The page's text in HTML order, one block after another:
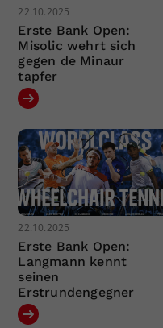
22.10.2025
Erste Bank Open:
Misolic wehrt sich
gegen de Minaur
tapfer
22.10.2025
Erste Bank Open:
Langmann kennt
seinen
Erstrundengegner